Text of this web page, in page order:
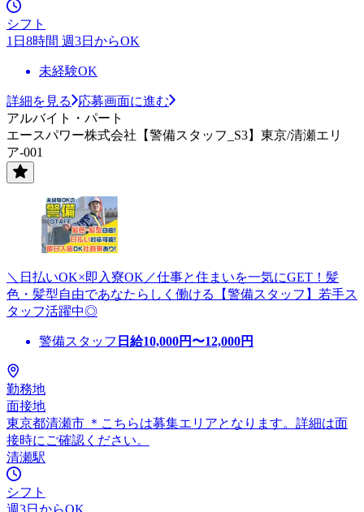
シフト
1日8時間 週3日からOK
未経験OK
詳細を見る
応募画面に進む
アルバイト・パート
エースパワー株式会社【警備スタッフ_S3】東京/清瀬エリ
ア-001
＼日払いOK×即入寮OK／仕事と住まいを一気にGET！髪
色・髪型自由であなたらしく働ける【警備スタッフ】若手ス
タッフ活躍中◎
警備スタッフ 日給10,000円〜12,000円
勤務地
面接地
東京都清瀬市 ＊こちらは募集エリアとなります。詳細は面
接時にご確認ください。
清瀬駅
シフト
週3日からOK